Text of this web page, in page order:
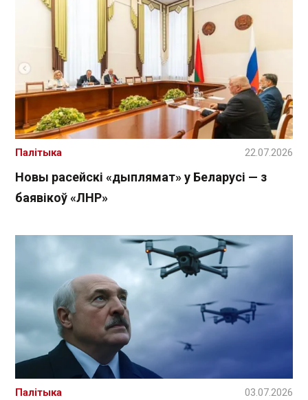
Новы расейскі «дыплямат» у Беларусі — з
баявікоў «ЛНР»
Палітыка 22.07.2026
Палітыка 03.07.2026